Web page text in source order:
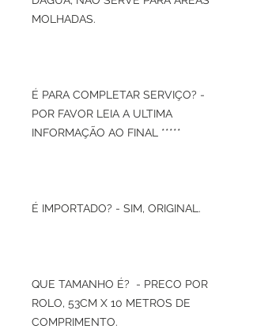
MOLHADAS.
É PARA COMPLETAR SERVIÇO? -
POR FAVOR LEIA A ULTIMA
INFORMAÇÃO AO FINAL *****
É IMPORTADO? - SIM, ORIGINAL.
QUE TAMANHO É? - PRECO POR
ROLO, 53CM X 10 METROS DE
COMPRIMENTO.